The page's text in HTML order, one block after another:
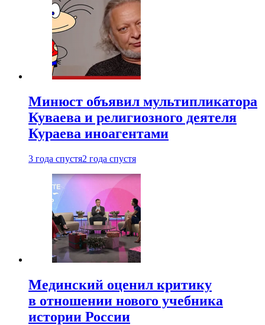
Минюст объявил мультипликатора
Куваева и религиозного деятеля
Кураева иноагентами
3 года спустя2 года спустя
Мединский оценил критику
в отношении нового учебника
истории России